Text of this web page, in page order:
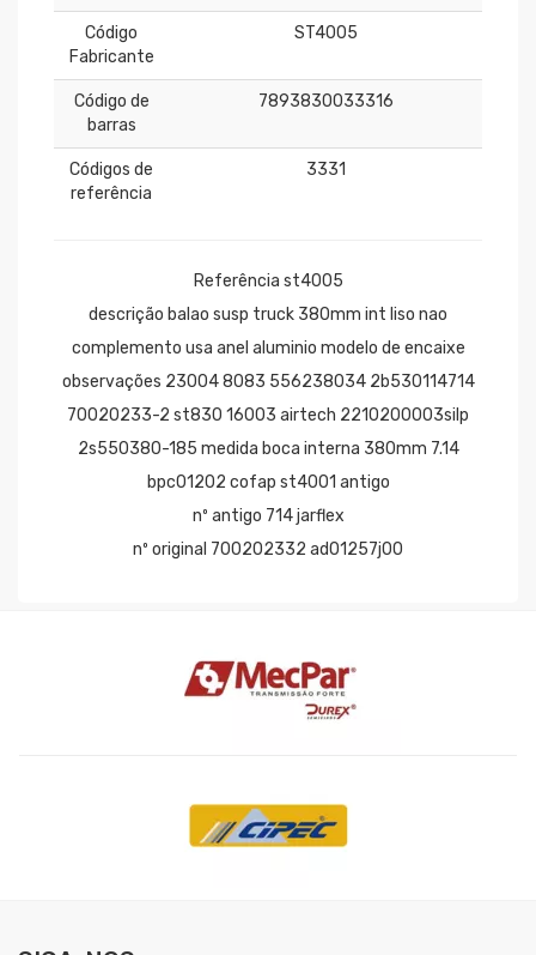
Código
Fabricante
ST4005
Código de
barras
7893830033316
Códigos de
referência
3331
Referência st4005
descrição balao susp truck 380mm int liso nao
complemento usa anel aluminio modelo de encaixe
observações 23004 8083 556238034 2b530114714
70020233-2 st830 16003 airtech 2210200003silp
2s550380-185 medida boca interna 380mm 7.14
bpc01202 cofap st4001 antigo
nº antigo 714 jarflex
nº original 700202332 ad01257j00